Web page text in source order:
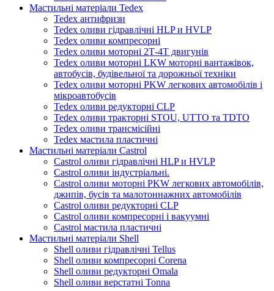
Мастильні матеріали Tedex
Tedex антифризи
Tedex оливи гідравлічні HLP и HVLP
Tedex оливи компресорні
Tedex оливи моторні 2Т-4Т двигунів
Tedex оливи моторні LKW моторні вантажівок,
автобусів, будівельної та дорожньої техніки
Tedex оливи моторні PKW легкових автомобілів і
мікроавтобусів
Tedex оливи редукторні CLP
Tedex оливи тракторні STOU, UTTO та TDTO
Tedex оливи трансмісійні
Tedex мастила пластичні
Мастильні матеріали Castrol
Castrol оливи гідравлічні HLP и HVLP
Castrol оливи індустріальні.
Castrol оливи моторні PKW легкових автомобілів,
джипів, бусів та малотоннажних автомобілів
Castrol оливи редукторні CLP
Castrol оливи компресорні і вакуумні
Castrol мастила пластичні
Мастильні матеріали Shell
Shell оливи гідравлічні Tellus
Shell оливи компресорні Corena
Shell оливи редукторні Omala
Shell оливи верстатні Tonna